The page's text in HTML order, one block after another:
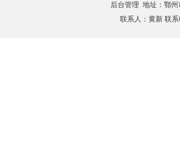
后台管理 地址：鄂
联系人：黄新 联